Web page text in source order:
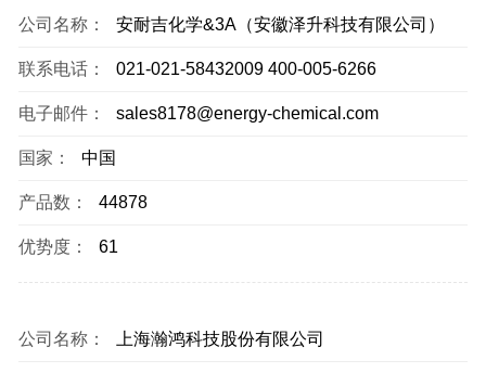
公司名称： 安耐吉化学&3A（安徽泽升科技有限公司）
联系电话： 021-021-58432009 400-005-6266
电子邮件： sales8178@energy-chemical.com
国家： 中国
产品数： 44878
优势度： 61
公司名称： 上海瀚鸿科技股份有限公司